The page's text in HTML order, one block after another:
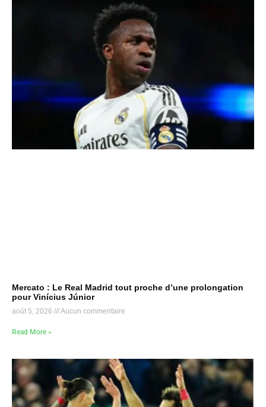
Mercato : Le Real Madrid tout proche d’une prolongation
pour Vinícius Júnior
août 5, 2026 Aucun commentaire
Read More »